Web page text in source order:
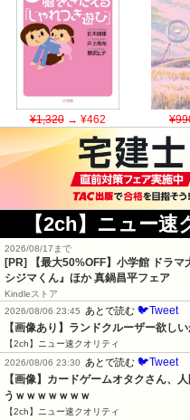
¥1,320→ ¥462
【2ch】ニュー
2026/08/17まで
[PR] 【最大50%OFF】小学館 ドラ
シジマくん』ほか 真鍋昌平フェア
Kindleストア
2026/08/06 23:45
あとで読む 🐦Tweet
【画像あり】ランドクルーザー欲し
【2ch】ニュー速クオリティ
2026/08/06 23:30
あとで読む 🐦Tweet
【画像】カードゲームオタクさん、
うｗｗｗｗｗｗｗ
【2ch】ニュー速クオリティ